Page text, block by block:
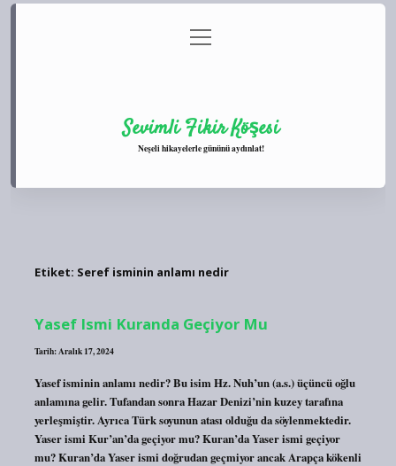
Gizlilik Politikası
menüyü
aç
Sevimli Fikir Köşesi
Neşeli hikayelerle gününü aydınlat!
Etiket: Seref isminin anlamı nedir
Yasef Ismi Kuranda Geçiyor Mu
Tarih: Aralık 17, 2024
Yasef isminin anlamı nedir? Bu isim Hz. Nuh’un (a.s.) üçüncü oğlu
anlamına gelir. Tufandan sonra Hazar Denizi’nin kuzey tarafına
yerleşmiştir. Ayrıca Türk soyunun atası olduğu da söylenmektedir.
Yaser ismi Kur’an’da geçiyor mu? Kuran’da Yaser ismi geçiyor
mu? Kuran’da Yaser ismi doğrudan geçmiyor ancak Arapça kökenli